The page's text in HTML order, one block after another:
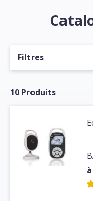
Filtres
10 Produits